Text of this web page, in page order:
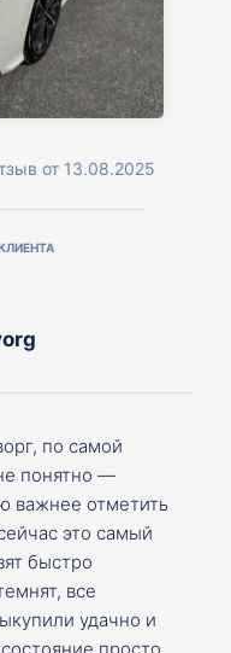
от 13.08.2025
по самой
понятно —
важнее отметить
это самый
быстро
все
удачно и